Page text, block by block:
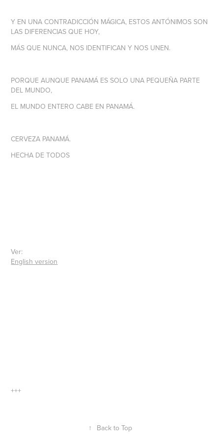
Y EN UNA CONTRADICCIÓN MÁGICA, ESTOS ANTÓNIMOS SON
LAS DIFERENCIAS QUE HOY,
MÁS QUE NUNCA, NOS IDENTIFICAN Y NOS UNEN.
PORQUE AUNQUE PANAMÁ ES SOLO UNA PEQUEÑA PARTE
DEL MUNDO,
EL MUNDO ENTERO CABE EN PANAMÁ.
CERVEZA PANAMÁ.
HECHA DE TODOS
Ver:
English version
+++
↑ Back to Top